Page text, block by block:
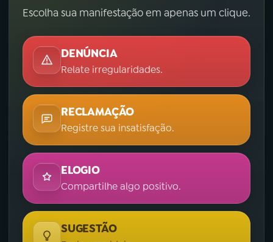
Escolha sua manifestação em apenas um clique.
DENÚNCIA
Relate irregularidades.
RECLAMAÇÃO
Registre sua insatisfação.
ELOGIO
Compartilhe algo positivo.
SUGESTÃO